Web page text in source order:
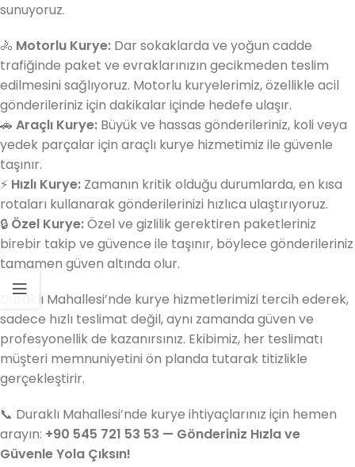
sunuyoruz.
🚴 Motorlu Kurye: Dar sokaklarda ve yoğun cadde
trafiğinde paket ve evraklarınızın gecikmeden teslim
edilmesini sağlıyoruz. Motorlu kuryelerimiz, özellikle acil
gönderileriniz için dakikalar içinde hedefe ulaşır.
🚗 Araçlı Kurye: Büyük ve hassas gönderileriniz, koli veya
yedek parçalar için araçlı kurye hizmetimiz ile güvenle
taşınır.
⚡ Hızlı Kurye: Zamanın kritik olduğu durumlarda, en kısa
rotaları kullanarak gönderilerinizi hızlıca ulaştırıyoruz.
🔒 Özel Kurye:Özel ve gizlilik gerektiren paketleriniz
birebir takip ve güvence ile taşınır, böylece gönderileriniz
tamamen güven altında olur.
Duraklı Mahallesi’nde kurye hizmetlerimizi tercih ederek,
sadece hızlı teslimat değil, aynı zamanda güven ve
profesyonellik de kazanırsınız. Ekibimiz, her teslimatı
müşteri memnuniyetini ön planda tutarak titizlikle
gerçekleştirir.
📞 Duraklı Mahallesi’nde kurye ihtiyaçlarınız için hemen
arayın: +90 545 721 53 53 — Gönderiniz Hızla ve
Güvenle Yola Çıksın!